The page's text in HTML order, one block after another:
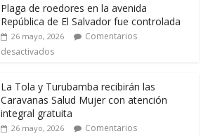
Plaga de roedores en la avenida
República de El Salvador fue controlada
26 mayo, 2026
Comentarios
desactivados
La Tola y Turubamba recibirán las
Caravanas Salud Mujer con atención
integral gratuita
26 mayo, 2026
Comentarios